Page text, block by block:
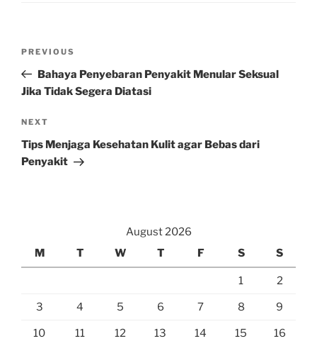
Previous
Post
PREVIOUS
Bahaya Penyebaran Penyakit Menular Seksual
Jika Tidak Segera Diatasi
Next
Post
NEXT
Tips Menjaga Kesehatan Kulit agar Bebas dari
Penyakit
August 2026
M
T W T F S S
1 2
3 4 5 6 7 8 9
10 11 12 13 14 15 16